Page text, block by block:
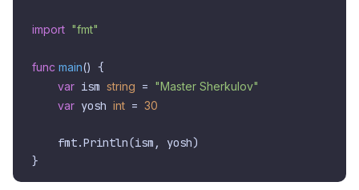
import "fmt"
func main() {
var ism string = "Master Sherkulov"
var yosh int = 30
    fmt.Println(ism, yosh)